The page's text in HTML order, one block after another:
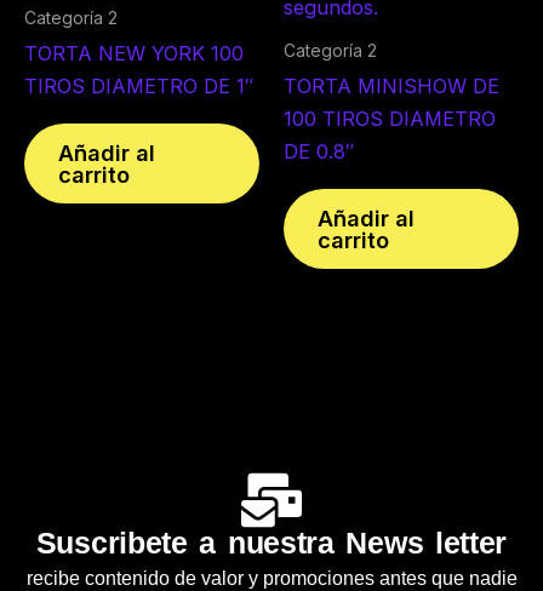
Categoría 2
TORTA NEW YORK 100
TIROS DIAMETRO DE 1″
Añadir al
carrito
Categoría 2
TORTA MINISHOW DE
100 TIROS DIAMETRO
DE 0.8″
Añadir al
carrito
Suscribete a nuestra News letter
recibe contenido de valor y promociones antes que nadie